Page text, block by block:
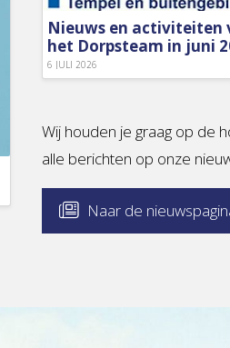
Nieuws en activiteiten
het Dorpsteam in juni
6 JULI 2026
Wij houden je graag op de
alle berichten op onze
Naar de